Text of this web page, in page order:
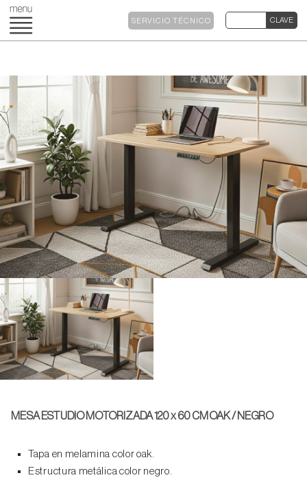
SERVICIO TÉCNICO
MESA ESTUDIO MOTORIZADA 120 x 60 CM OAK / NEGRO
Tapa en melamina color oak.
Estructura metálica color negro.